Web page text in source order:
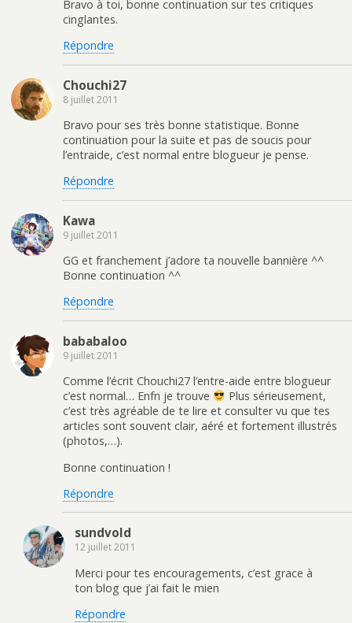
Bravo à toi, bonne continuation sur tes critiques
cinglantes.
Répondre
Chouchi27
8 juillet 2011
Bravo pour ses très bonne statistique. Bonne
continuation pour la suite et pas de soucis pour
l’entraide, c’est normal entre blogueur je pense.
Répondre
Kawa
9 juillet 2011
GG et franchement j’adore ta nouvelle bannière ^^
Bonne continuation ^^
Répondre
bababaloo
9 juillet 2011
Comme l’écrit Chouchi27 l’entre-aide entre blogueur
c’est normal… Enfn je trouve
Plus sérieusement,
c’est très agréable de te lire et consulter vu que tes
articles sont souvent clair, aéré et fortement illustrés
(photos,…).
Bonne continuation !
Répondre
sundvold
12 juillet 2011
Merci pour tes encouragements, c’est grace à
ton blog que j’ai fait le mien
Répondre